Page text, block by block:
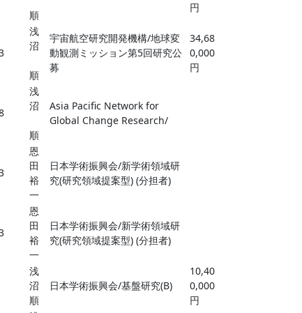
順
円
浅
沼
順
宇宙航空研究開発機構/地球変
動観測ミッション第5回研究公
募
34,68
0,000
円
浅
沼
順
Asia Pacific Network for
Global Change Research/
恩
田
裕
一
日本学術振興会/新学術領域研
究(研究領域提案型) (分担者)
恩
田
裕
一
日本学術振興会/新学術領域研
究(研究領域提案型) (分担者)
浅
沼
順
日本学術振興会/基盤研究(B)
10,40
0,000
円